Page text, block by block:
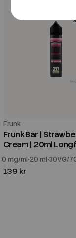
Frunk
Frunk Bar |
Cream | 20ml
0 mg/ml 20 ml 30VG/
139 kr